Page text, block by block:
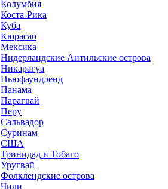
Колумбия
Коста-Рика
Куба
Кюрасао
Мексика
Нидерландские Антильские острова
Никарагуа
Ньюфаундленд
Панама
Парагвай
Перу
Сальвадор
Суринам
США
Тринидад и Тобаго
Уругвай
Фолклендские острова
Чили